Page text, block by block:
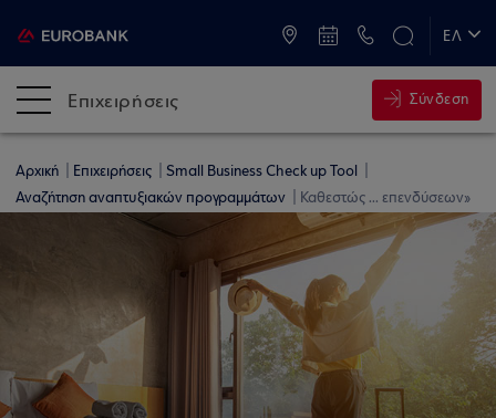
ΕΛ
Επιχειρήσεις Σύνδεση
Αρχική Επιχειρήσεις
Small Business Check up Tool
Αναζήτηση αναπτυξιακών προγραμμάτων
Καθεστώς ... επενδύσεων»